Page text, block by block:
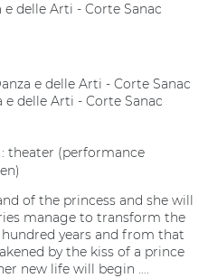
e delle Arti - Corte Sanac
e delle Arti - Corte Sanac
e delle Arti - Corte Sanac
: theater (performance
of the princess and she will
manage to transform the
years and from that
by the kiss of a prince
new life will begin ….